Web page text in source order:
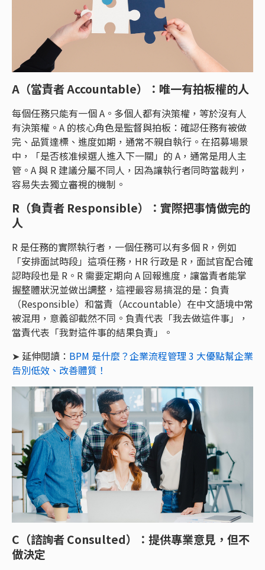
A（當責者 Accountable）：唯一有拍板權的人
每個任務只能有一個 A。多個人都有決策權，等於沒有人
有決策權。A 的核心角色是監督與拍板：確認任務有被做
完、品質達標、進度如期，通常不親自執行。在招募場景
中，「是否核准候選人進入下一關」的 A，通常是用人主
管。A 與 R 建議分屬不同人，因為讓執行者同時當裁判，
容易失去獨立審視的機制。
R（負責者 Responsible）：實際把事情做完的
人
R 是任務的實際執行者，一個任務可以有多個 R，例如
「安排面試時段」這項任務，HR 行政是 R，面試官配合確
認時段也是 R。R 需要定期向 A 回報進度，讓當責者能掌
握整體狀況並做出調整，這裡最容易搞混的是：負責
（Responsible）和當責（Accountable）在中文語境中常
被混用，意義卻截然不同。負責代表「我去做這件事」，
當責代表「我對這件事的結果負責」。
➤ 延伸閱讀： BPM 是什麼？企業流程管理 3 大優點幫企業
告別低效、改善體質！
C（諮詢者 Consulted）： 提供專業意見，但不
做決定